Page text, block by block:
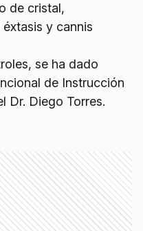
de cristal,
y cannis
se ha dado
de Instrucción
Dr. Diego Torres.